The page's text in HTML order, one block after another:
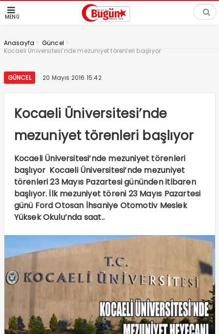
MENÜ
Anasayfa > Güncel >
Kocaeli Üniversitesi’nde mezuniyet törenleri başlıyor
GÜNCEL 20 Mayıs 2016 15:42
Kocaeli Üniversitesi’nde
mezuniyet törenleri başlıyor
Kocaeli Üniversitesi’nde mezuniyet törenleri
başlıyor Kocaeli Üniversitesi’nde mezuniyet
törenleri 23 Mayıs Pazartesi gününden itibaren
başlıyor. İlk mezuniyet töreni 23 Mayıs Pazartesi
günü Ford Otosan İhsaniye Otomotiv Meslek
Yüksek Okulu’nda saat..